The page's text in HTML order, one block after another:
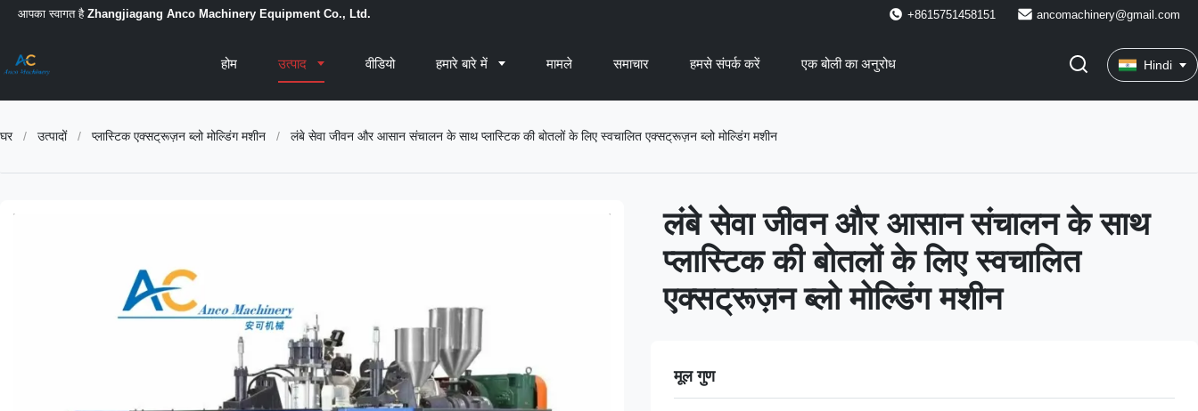
आपका स्वागत है Zhangjiagang Anco Machinery Equipment Co., Ltd. +8615751458151 ancomachinery@gmail.com
होम उत्पाद वीडियो हमारे बारे में मामले समाचार हमसे संपर्क करें एक बोली का अनुरोध Hindi
घर / उत्पादों / प्लास्टिक एक्सट्रूज़न ब्लो मोल्डिंग मशीन / लंबे सेवा जीवन और आसान संचालन के साथ प्लास्टिक की बोतलों के लिए स्वचालित एक्सट्रूज़न ब्लो मोल्डिंग मशीन
लंबे सेवा जीवन और आसान संचालन के साथ
प्लास्टिक की बोतलों के लिए स्वचालित
एक्सट्रूज़न ब्लो मोल्डिंग मशीन
मूल गुण